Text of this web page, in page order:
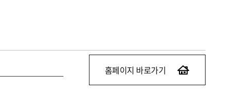
홈페이지 바로가기